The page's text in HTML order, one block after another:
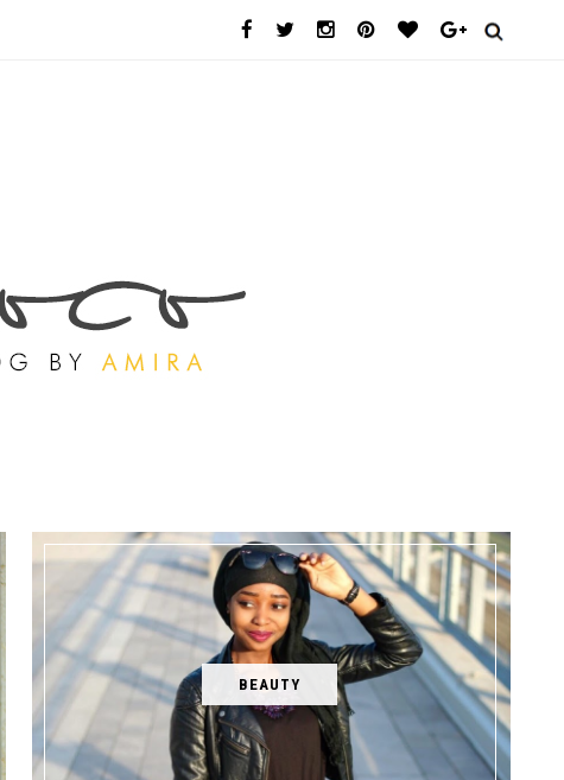
BEAUTY